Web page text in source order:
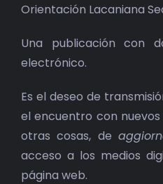
Orientación Lacaniana
Una publicación con
electrónico.
Es el deseo de
el encuentro con
otras cosas, de
acceso a los medios
página web.